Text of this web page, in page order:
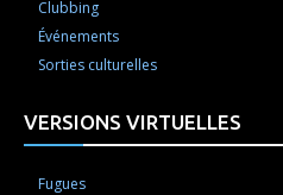
Clubbing
Événements
Sorties culturelles
VERSIONS VIRTUELLES
Fugues